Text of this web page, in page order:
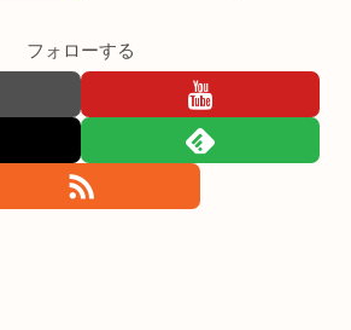
フォローする